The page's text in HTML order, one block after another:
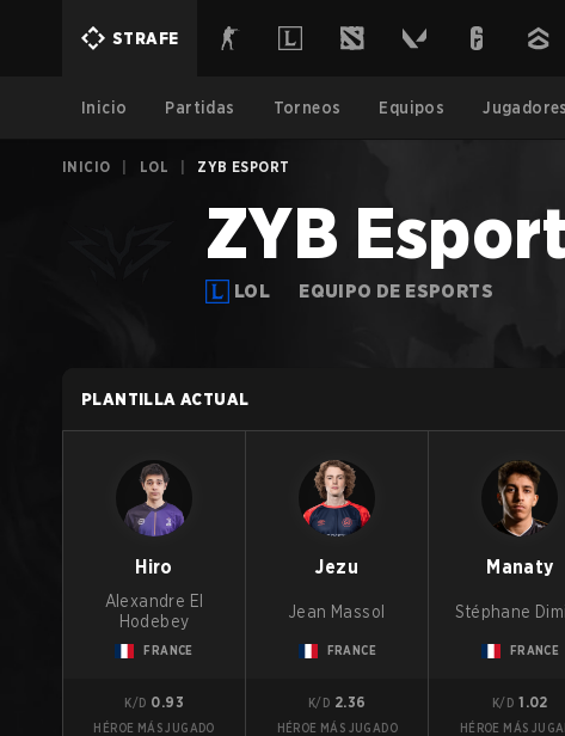
STRAFE
Inicio Partidas Torneos Equipos Jugadores
INICIO LOL ZYB ESPORT
ZYB
LOL EQUIPO DE ESPORTS
PLANTILLA ACTUAL
Hiro
Alexandre El
Hodebey
FRANCE
K/D 0.93
HÉROE MÁS JUGADO
Jezu
Jean Massol
FRANCE
K/D 2.36
HÉROE MÁS JUGADO
Manaty
Stéphane
FRANCE
K/D 1.02
HÉROE MÁS